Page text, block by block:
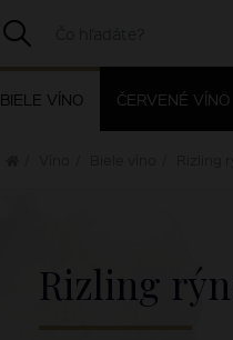
BIELE VÍNO ČERVENÉ VÍNO
Rizling